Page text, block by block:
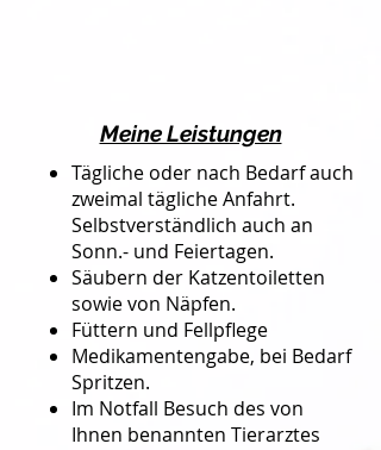
Meine Leistungen
Tägliche oder nach Bedarf auch
zweimal tägliche Anfahrt.
Selbstverständlich auch an
Sonn.- und Feiertagen.
Säubern der Katzentoiletten
sowie von Näpfen.
Füttern und Fellpflege
Medikamentengabe, bei Bedarf
Spritzen.
Im Notfall Besuch des von
Ihnen benannten Tierarztes